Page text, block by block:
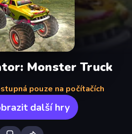
Monster Truck
pouze na počítačích
další hry